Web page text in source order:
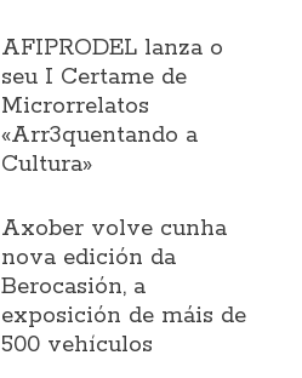
AFIPRODEL lanza o
seu I Certame de
Microrrelatos
«Arr3quentando a
Cultura»
Axober volve cunha
nova edición da
Berocasión, a
exposición de máis de
500 vehículos